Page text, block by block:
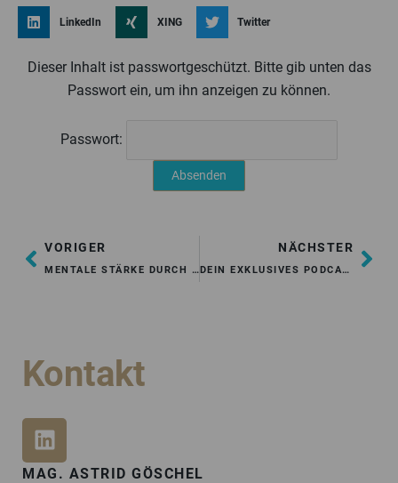
LinkedIn XING Twitter
Dieser Inhalt ist passwortgeschützt. Bitte gib unten das
Passwort ein, um ihn anzeigen zu können.
Passwort:
ZURÜCK
VORIGER
MENTALE STÄRKE DURCH LACHEN: WIE HUMOR UNSERE GESUNDHEIT UND RESILIENZ FÖRDERT
NÄCHSTER
DEIN EXKLUSIVES PODCAST-INTERVIEW – BEWERBE DICH JETZT.
Kontakt
L
I
N
MAG. ASTRID GÖSCHEL